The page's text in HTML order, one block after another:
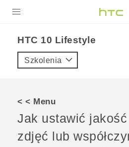
VIVE
VIVERSE
HTC 10 Lifestyle‎
Szkolenia
< < Menu
Jak ustawić
zdjęć lub